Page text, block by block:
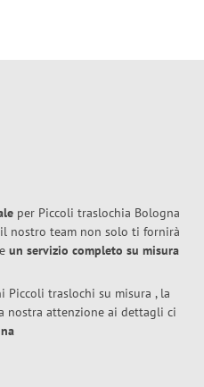
per Piccoli traslochia Bologna
nostro team non solo ti fornirà
un servizio completo su misura
Piccoli traslochi su misura , la
nostra attenzione ai dettagli ci